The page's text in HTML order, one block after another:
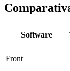
Software
Front